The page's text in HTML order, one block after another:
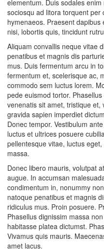
elementum. Duis sodales
sociosqu ad litora torquent
hymenaeos. Praesent
nisi, lobortis quis, tincidunt
Aliquam convallis neque vitae
penatibus et magnis dis
mus. Duis fermentum arcu in
fermentum et, scelerisque ac,
commodo sem luctus lorem.
pede euismod tortor.
venenatis sit amet, tristique
gravida sapien imperdiet
Donec tempor. Vestibulum
luctus et ultrices posuere
pellentesque vitae, luctus
massa.
Donec libero mauris, volutpat
augue. In accumsan
condimentum in, nonummy
natoque penatibus et magnis
ridiculus mus. Proin posuere.
Phasellus dignissim massa
habitasse platea dictumst.
Vivamus quis mauris.
amet lacus.